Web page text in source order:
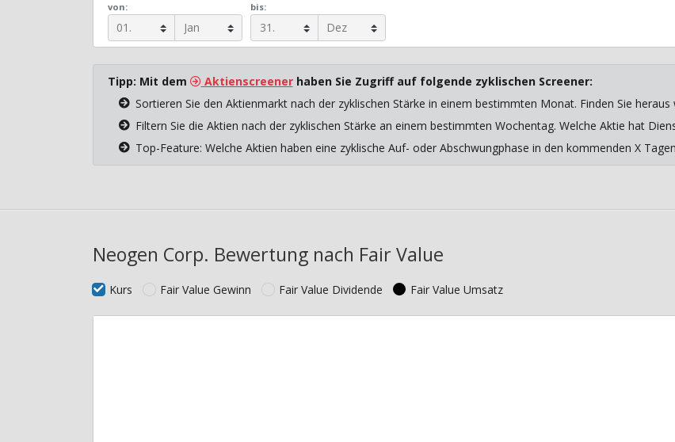
von: bis:
Tipp: Mit dem Aktienscreenerhaben Sie Zugriff auf folgende zyklischen Screener:
Sortieren Sie den Aktienmarkt nach der zyklischen Stärke in einem bestimmten Monat. Finden Sie
Filtern Sie die Aktien nach der zyklischen Stärke an einem bestimmten Wochentag. Welche Aktie hat
Top-Feature: Welche Aktien haben eine zyklische Auf- oder Abschwungphase in den kommenden X Tagen
Neogen Corp. Bewertung nach Fair Value
Kurs Fair Value Gewinn Fair Value Dividende Fair Value Umsatz